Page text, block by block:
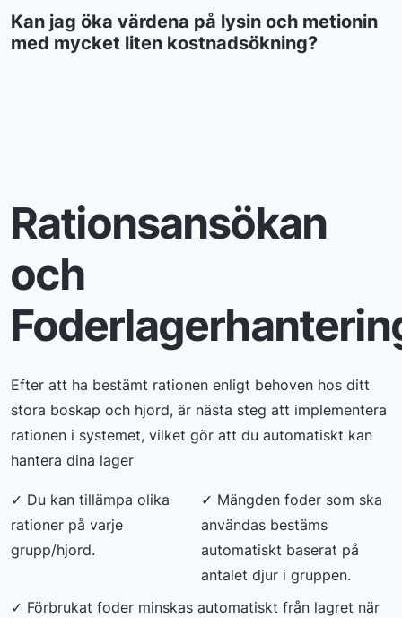
Kan jag öka värdena på lysin och metionin
med mycket liten kostnadsökning?
Rationsansökan
och
Efter att ha bestämt rationen enligt behoven hos ditt
stora boskap och hjord, är nästa steg att implementera
rationen i systemet, vilket gör att du automatiskt kan
hantera dina lager
✓ Du kan tillämpa olika
rationer på varje
grupp/hjord.
✓ Mängden foder som ska
användas bestäms
automatiskt baserat på
antalet djur i gruppen.
✓ Förbrukat foder minskas automatiskt från lagret när